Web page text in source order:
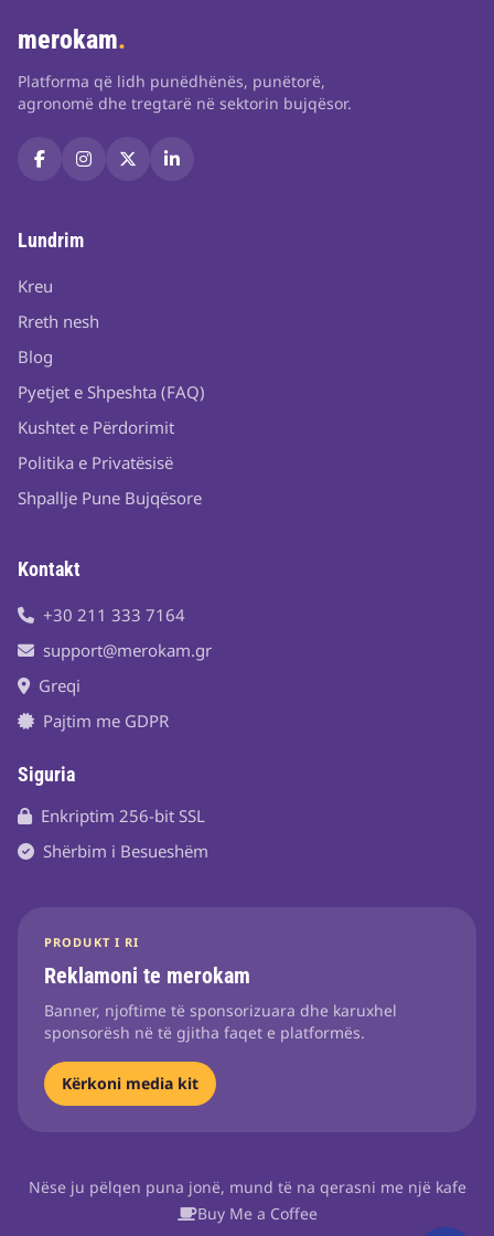
merokam.
Platforma që lidh punëdhënës, punëtorë,
agronomë dhe tregtarë në sektorin bujqësor.
Lundrim
Kreu
Rreth nesh
Blog
Pyetjet e Shpeshta (FAQ)
Kushtet e Përdorimit
Politika e Privatësisë
Shpallje Pune Bujqësore
Kontakt
+30 211 333 7164
support@merokam.gr
Greqi
Pajtim me GDPR
Siguria
Enkriptim 256-bit SSL
Shërbim i Besueshëm
PRODUKT I RI
Reklamoni te merokam
Banner, njoftime të sponsorizuara dhe karuxhel
sponsorësh në të gjitha faqet e platformës.
Kërkoni media kit
Nëse ju pëlqen puna jonë, mund të na qerasni me një kafe
Buy Me a Coffee